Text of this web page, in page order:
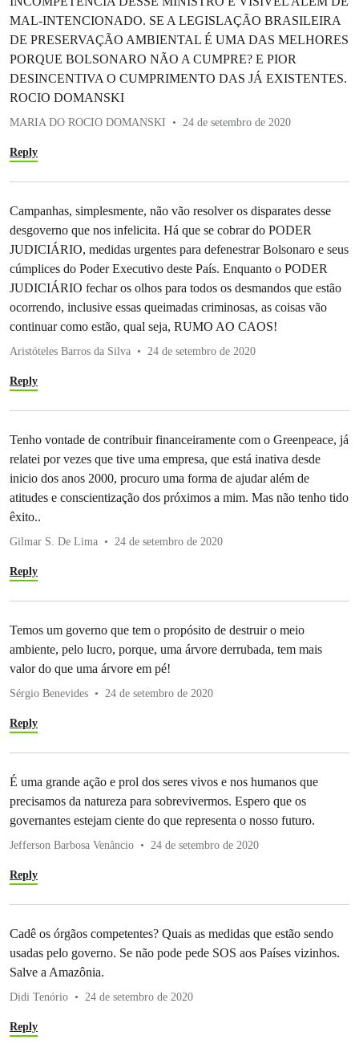
MAL-INTENCIONADO. SE A LEGISLAÇÃO BRASILEIRA
DE PRESERVAÇÃO AMBIENTAL É UMA DAS MELHORES
PORQUE BOLSONARO NÃO A CUMPRE? E PIOR
DESINCENTIVA O CUMPRIMENTO DAS JÁ EXISTENTES.
ROCIO DOMANSKI
MARIA DO ROCIO DOMANSKI 24 de setembro de 2020
Reply
Campanhas, simplesmente, não vão resolver os disparates desse
desgoverno que nos infelicita. Há que se cobrar do PODER
JUDICIÁRIO, medidas urgentes para defenestrar Bolsonaro e seus
cúmplices do Poder Executivo deste País. Enquanto o PODER
JUDICIÁRIO fechar os olhos para todos os desmandos que estão
ocorrendo, inclusive essas queimadas criminosas, as coisas vão
continuar como estão, qual seja, RUMO AO CAOS!
Aristóteles Barros da Silva 24 de setembro de 2020
Reply
Tenho vontade de contribuir financeiramente com o Greenpeace, já
relatei por vezes que tive uma empresa, que está inativa desde
inicio dos anos 2000, procuro uma forma de ajudar além de
atitudes e conscientização dos próximos a mim. Mas não tenho tido
êxito..
Gilmar S. De Lima 24 de setembro de 2020
Reply
Temos um governo que tem o propósito de destruir o meio
ambiente, pelo lucro, porque, uma árvore derrubada, tem mais
valor do que uma árvore em pé!
Sérgio Benevides 24 de setembro de 2020
Reply
É uma grande ação e prol dos seres vivos e nos humanos que
precisamos da natureza para sobrevivermos. Espero que os
governantes estejam ciente do que representa o nosso futuro.
Jefferson Barbosa Venâncio 24 de setembro de 2020
Reply
Cadê os órgãos competentes? Quais as medidas que estão sendo
usadas pelo governo. Se não pode pede SOS aos Países vizinhos.
Salve a Amazônia.
Didi Tenório 24 de setembro de 2020
Reply